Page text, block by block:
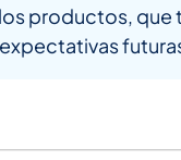
productos, que